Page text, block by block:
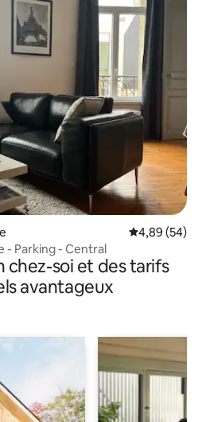
Évaluation
4,89 (54)
- Parking - Central
chez-soi et des tarifs
avantageux